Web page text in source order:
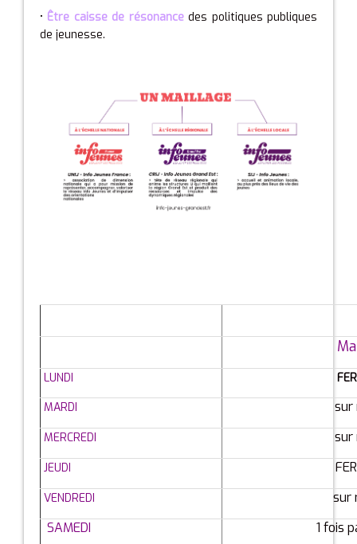
• Être caisse de résonancedes politiques publiques
de jeunesse.
LUNDI
MARDI
sur
MERCREDI sur
JEUDI
VENDREDI
sur
SAMEDI
1 fois